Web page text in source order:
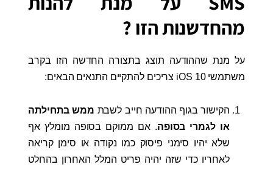
מהחדשנות הזו ?
על מנת שההודעה תוצג בתצורה החדשה הזו בקרב
משתמשי iOS 10 צריכים להתקיים התנאים הבאים:
הקישור בגוף ההודעה חייב לשבת ממש בתחילתה
או לגמרי בסופה. אם ממוקם בסופה מומלץ אף
שלא יהיו סימני פיסוק כמו נקודה או סימן קריאה
לאחריו כדי שזה יהיה פריט המלל האחרון בהחלט